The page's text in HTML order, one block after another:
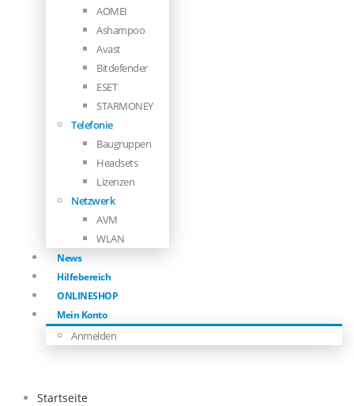
AOMEI
Ashampoo
Avast
Bitdefender
ESET
STARMONEY
Telefonie
Baugruppen
Headsets
Lizenzen
Netzwerk
AVM
WLAN
News
Hilfebereich
ONLINESHOP
Mein Konto
Anmelden
Startseite